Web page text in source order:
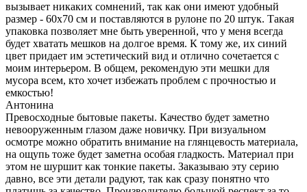
вызывает никаких сомнений, так как они имеют удобный
размер - 60х70 см и поставляются в рулоне по 20 штук. Такая
упаковка позволяет мне быть уверенной, что у меня всегда
будет хватать мешков на долгое время. К тому же, их синий
цвет придает им эстетический вид и отлично сочетается с
моим интерьером. В общем, рекомендую эти мешки для
мусора всем, кто хочет избежать проблем с прочностью и
емкостью!
Антонина
Превосходные бытовые пакеты. Качество будет заметно
невооруженным глазом даже новичку. При визуальном
осмотре можно обратить внимание на глянцевость материала,
на ощупь тоже будет заметна особая гладкость. Материал при
этом не шуршит как тонкие пакеты. Заказываю эту серию
давно, все эти детали радуют, так как сразу понятно что